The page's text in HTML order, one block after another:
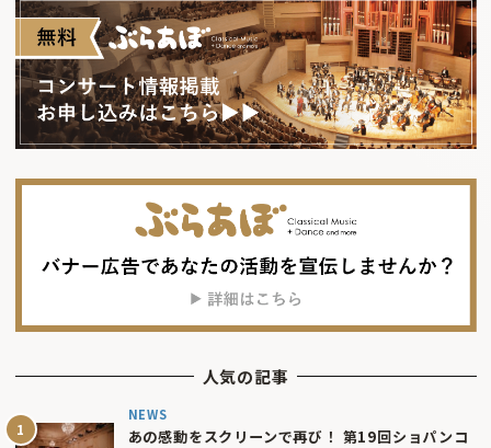
人気の記事
NEWS
あの感動をスクリーンで再び！ 第19回ショパンコ